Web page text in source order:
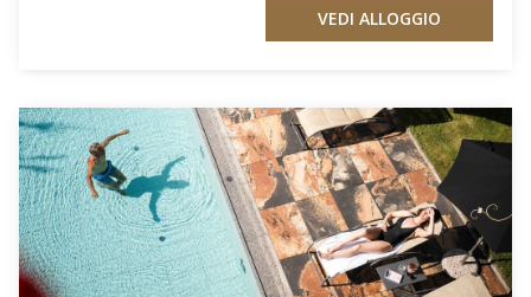
VEDI ALLOGGIO